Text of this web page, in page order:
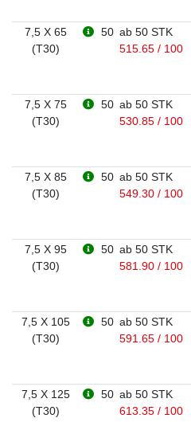
7,5 X 65
(T30)
50 ab 50 STK
515.65 / 100
7,5 X 75
(T30)
50 ab 50 STK
530.85 / 100
7,5 X 85
(T30)
50 ab 50 STK
549.30 / 100
7,5 X 95
(T30)
50 ab 50 STK
581.90 / 100
7,5 X 105
(T30)
50 ab 50 STK
591.65 / 100
7,5 X 125
(T30)
50 ab 50 STK
613.35 / 100